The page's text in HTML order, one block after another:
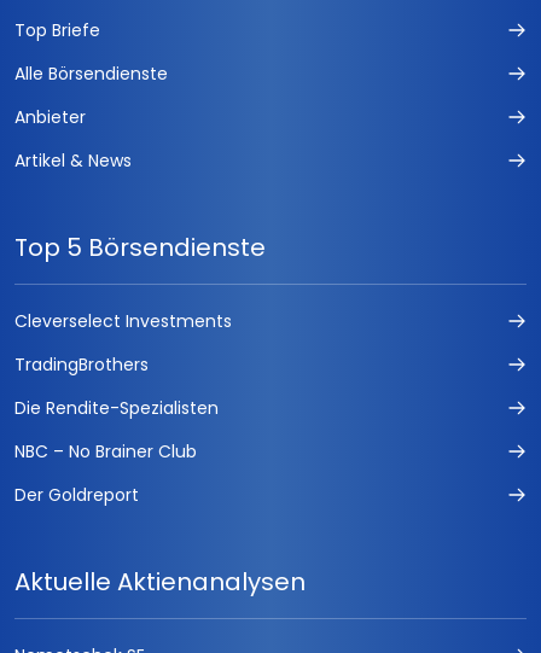
Top Briefe
Alle Börsendienste
Anbieter
Artikel & News
Top 5 Börsendienste
Cleverselect Investments
TradingBrothers
Die Rendite-Spezialisten
NBC – No Brainer Club
Der Goldreport
Aktuelle Aktienanalysen